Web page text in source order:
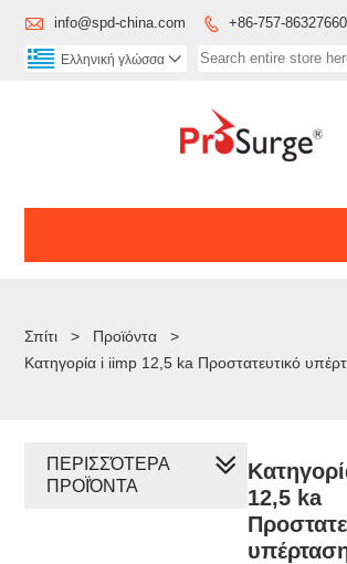
 info@spd-china.com  +86-757-86327660
Ελληνική γλώσσα 
Σπίτι > Προϊόντα
>
Κατηγορία i iimp 12,5 ka Προστατευτικό
12,5 ka
ΠΕΡΙΣΣΌΤΕΡΑ
ΠΡΟΪΌΝΤΑ